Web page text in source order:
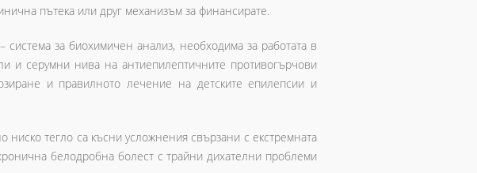
пътека или друг механизъм за финансирате.
за биохимичен анализ, необходима за работата в
и серумни нива на антиепилептичните противогърчови
и правилното лечение на детските епилепсии и
тегло са късни усложнения свързани с екстремната
белодробна болест с трайни дихателни проблеми